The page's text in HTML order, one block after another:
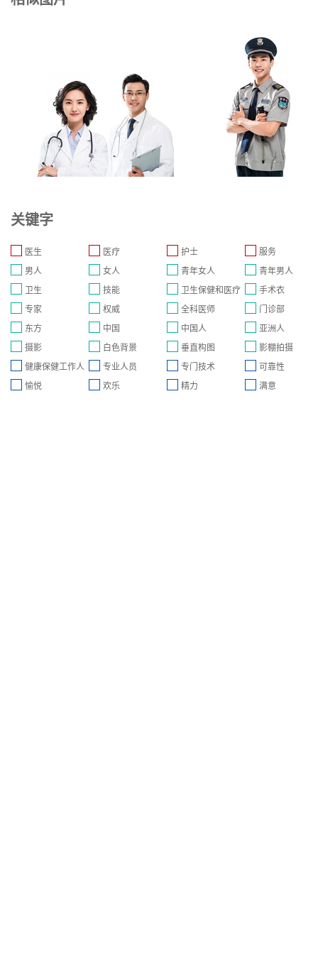
关键字
医生 医疗 护士
服务
男人
女人 青年女人
青年男人
卫生
技能 卫生保健和医疗
手术衣
专家
权威 全科医师
门诊部
东方
中国 中国人
亚洲人
摄影
白色背景 垂直构图
影棚拍摄
健康保健工作人
员
专业人员 专门技术
可靠性
愉悦
欢乐 精力 满意